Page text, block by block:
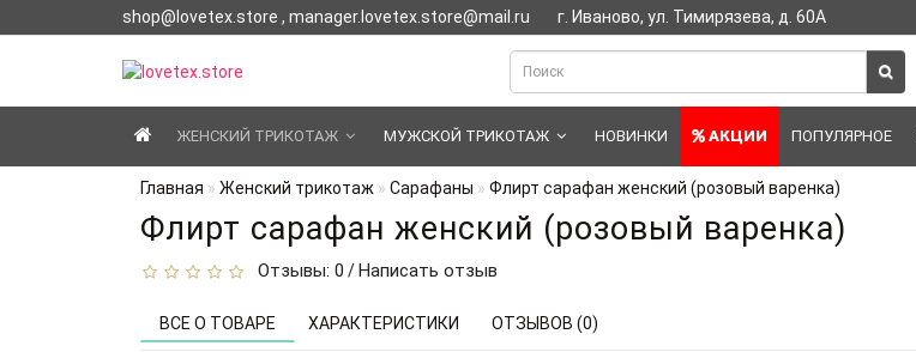
shop@lovetex.store , manager.lovetex.store@mail.ru г. Иваново, ул. Тимирязева, д. 60А
ЖЕНСКИЙ ТРИКОТАЖ МУЖСКОЙ ТРИКОТАЖ НОВИНКИ АКЦИИ ПОПУЛЯРНОЕ
Главная Женский трикотаж Сарафаны Флирт сарафан женский (розовый варенка)
Флирт сарафан женский (розовый варенка)
Отзывы: 0 /Написать отзыв
ВСЕ О ТОВАРЕ ХАРАКТЕРИСТИКИ ОТЗЫВОВ (0)